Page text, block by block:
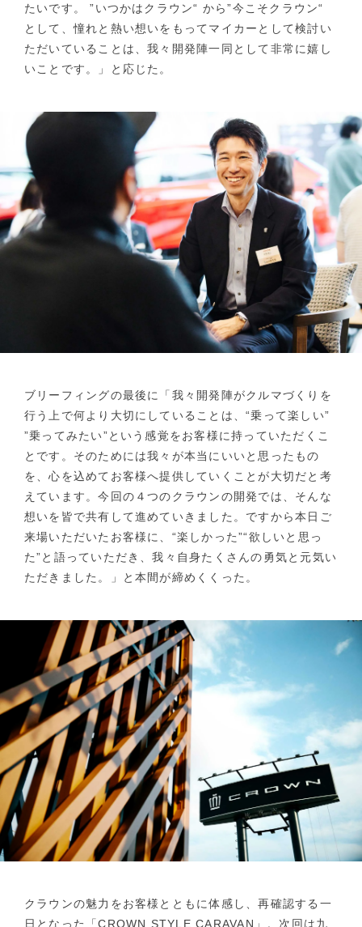
たいです。 ”いつかはクラウン“ から”今こそクラウン“
として、憧れと熱い想いをもってマイカーとして検討い
ただいていることは、我々開発陣一同として非常に嬉し
いことです。」と応じた。
ブリーフィングの最後に「我々開発陣がクルマづくりを
行う上で何より大切にしていることは、“乗って楽しい”
”乗ってみたい”という感覚をお客様に持っていただくこ
とです。そのためには我々が本当にいいと思ったもの
を、心を込めてお客様へ提供していくことが大切だと考
えています。今回の４つのクラウンの開発では、そんな
想いを皆で共有して進めていきました。ですから本日ご
来場いただいたお客様に、“楽しかった”“欲しいと思っ
た”と語っていただき、我々自身たくさんの勇気と元気い
ただきました。」と本間が締めくくった。
クラウンの魅力をお客様とともに体感し、再確認する一
日となった「CROWN STYLE CARAVAN」。次回は九